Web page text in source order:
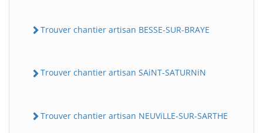
Trouver chantier artisan BESSE-SUR-BRAYE
Trouver chantier artisan SAiNT-SATURNiN
Trouver chantier artisan NEUViLLE-SUR-SARTHE